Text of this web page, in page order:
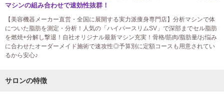
マシンの組み合わせで速効性抜群！
【美容機器メーカー直営・全国に展開する実力派痩身専門店】分析マシンで体
についた脂肪を測定・分析！人気の「ハイパースリムSV」で深部までセル脂肪
を燃焼+分解し撃退！自社オリジナル最新マシン充実！骨格/筋肉/脂肪量/お悩み
に合わせたオーダーメイド施術で速攻性◎予算別に定額コースも用意されてい
るから安心♪
サロンの特徴